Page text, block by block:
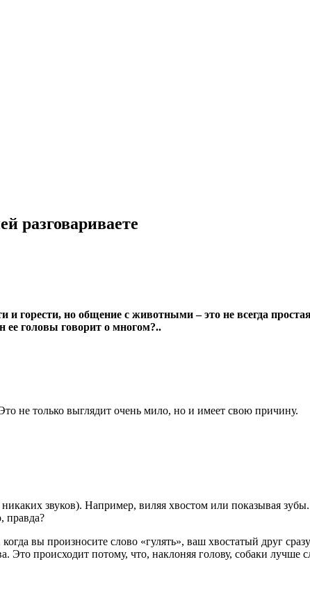
разговариваете
но общение с животными – это не всегда
ее головы говорит о многом?..
не только выглядит очень мило, но и имеет свою причину.
звуков). Например, виляя хвостом или показывая
правда?
вы произносите слово «гулять», ваш хвостатый друг
Это происходит потому, что, наклоняя голову, собаки лучше